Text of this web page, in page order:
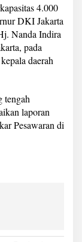
4.000
DKI Jakarta
Nanda Indira
pada
daerah
tengah
laporan
Pesawaran di